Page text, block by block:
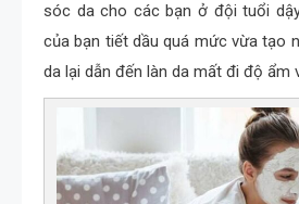
sóc da cho các bạn ở đội tuổi
của bạn tiết dầu quá mức vừa tạo
da lại dẫn đến làn da mất đi độ ẩm